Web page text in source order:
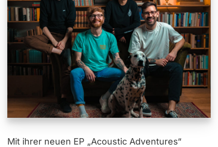
Mit ihrer neuen EP „Acoustic Adventures“